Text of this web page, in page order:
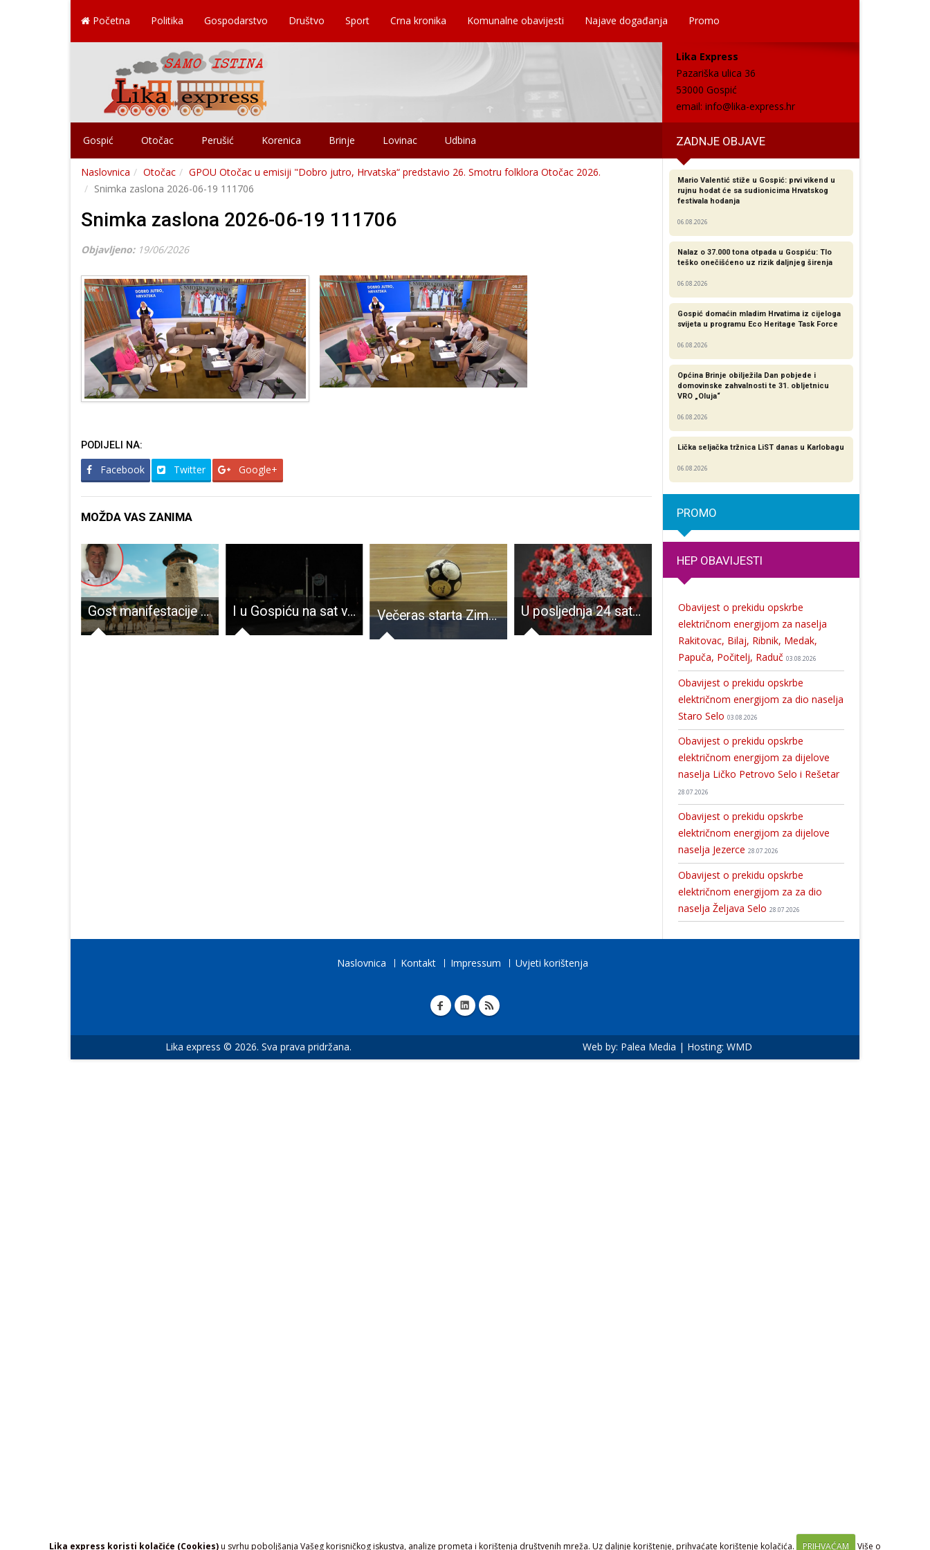
Lika express koristi kolačiće (Cookies)u svrhu poboljšanja Vašeg korisničkog iskustva, analize prometa i korištenja društvenih mreža. Uz daljnje korištenje, prihvaćate korištenje kolačića. PRIHVAĆAM Više o
Početna Politika Gospodarstvo Društvo Sport Crna kronika Komunalne obavijesti Najave događanja Promo
Lika Express
Pazariška ulica 36
53000 Gospić
email: info@lika-express.hr
Gospić Otočac Perušić Korenica Brinje Lovinac Udbina ZADNJE OBJAVE
Naslovnica Otočac
GPOU Otočac u emisiji "Dobro jutro, Hrvatska“ predstavio 26. Smotru folklora Otočac 2026.
Snimka zaslona 2026-06-19 111706
Snimka zaslona 2026-06-19 111706
Objavljeno: 19/06/2026
PODIJELI NA:
Facebook Twitter Google+
MOŽDA VAS ZANIMA
Gost manifestacije Legende Plitvičkih Dolina legendarni kuhar Stevo Karapandža! I u Gospiću na sat vremena ugašena svjetla za spas planeta Zemlje!!! Večeras starta Zimski malonogometni turnir U posljednja 24 sata četvero novooboljelih i dvoje izliječenih od COVID-19 Volonteri stigli na Grabovaču
Mario Valentić stiže u Gospić: prvi vikend u
rujnu hodat će sa sudionicima Hrvatskog
festivala hodanja
06.08.2026
Nalaz o 37.000 tona otpada u Gospiću: Tlo
teško onečišćeno uz rizik daljnjeg širenja
06.08.2026
Gospić domaćin mladim Hrvatima iz cijeloga
svijeta u programu Eco Heritage Task Force
06.08.2026
Općina Brinje obilježila Dan pobjede i
domovinske zahvalnosti te 31. obljetnicu
VRO „Oluja“
06.08.2026
Lička seljačka tržnica LiST danas u Karlobagu
06.08.2026
PROMO
HEP OBAVIJESTI
Obavijest o prekidu opskrbe
električnom energijom za naselja
Rakitovac, Bilaj, Ribnik, Medak,
Papuča, Počitelj, Raduč 03.08.2026
Obavijest o prekidu opskrbe
električnom energijom za dio naselja
Staro Selo 03.08.2026
Obavijest o prekidu opskrbe
električnom energijom za dijelove
naselja Ličko Petrovo Selo i Rešetar
28.07.2026
Obavijest o prekidu opskrbe
električnom energijom za dijelove
naselja Jezerce 28.07.2026
Obavijest o prekidu opskrbe
električnom energijom za za dio
naselja Željava Selo 28.07.2026
Naslovnica Kontakt Impressum Uvjeti korištenja
Lika express © 2026. Sva prava pridržana. Web by: Palea Media | Hosting: WMD